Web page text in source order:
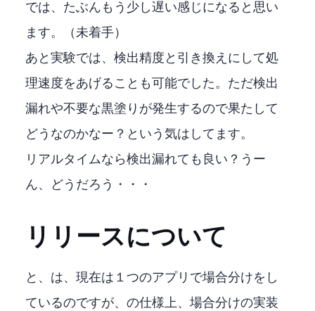
DirectMLでは、たぶんもう少し遅い感じになると思い
ます。（未着手）
あと実験では、検出精度と引き換えにして処
理速度をあげることも可能でした。ただ検出
漏れや不要な黒塗りが発生するので果たして
どうなのかなー？という気はしてます。
リアルタイム60FPSなら検出漏れても良い？うー
ん、どうだろう・・・
リリースについて
Nvidia Geforceと、AMD RADEONは、現在は１つのアプリで場合分けをし
ているのですが、ONNX RUNTIMEの仕様上、場合分けの実装